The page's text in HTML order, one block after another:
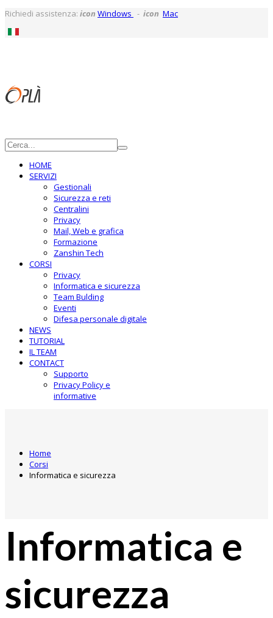
Richiedi assistenza: icon Windows - icon Mac
HOME
SERVIZI
Gestionali
Sicurezza e reti
Centralini
Privacy
Mail, Web e grafica
Formazione
Zanshin Tech
CORSI
Privacy
Informatica e sicurezza
Team Bulding
Eventi
Difesa personale digitale
NEWS
TUTORIAL
IL TEAM
CONTACT
Supporto
Privacy Policy e
informative
Home
Corsi
Informatica e sicurezza
Informatica e
sicurezza